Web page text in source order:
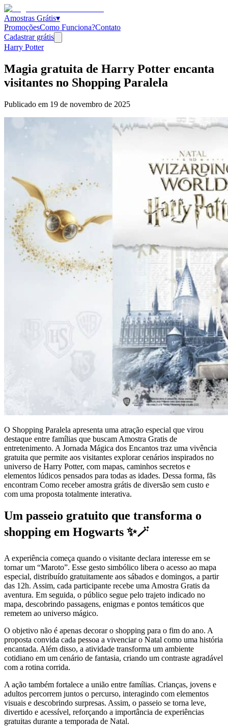
Amostras Grátis▾
PromoçõesComo Funciona?Contato
Cadastrar grátis
Harry Potter
Magia gratuita de Harry Potter encanta
visitantes no Shopping Paralela
Publicado em 19 de novembro de 2025
O Shopping Paralela apresenta uma atração especial que virou
destaque entre famílias que buscam Amostra Gratis de
entretenimento. A Jornada Mágica dos Encantos traz uma vivência
gratuita que permite aos visitantes explorar cenários inspirados no
universo de Harry Potter, com mapas, caminhos secretos e
elementos lúdicos pensados para todas as idades. Dessa forma, fãs
encontram Como receber amostra grátis de diversão sem custo e
com uma proposta totalmente interativa.
Um passeio gratuito que transforma o
shopping em Hogwarts ✨🪄
A experiência começa quando o visitante declara interesse em se
tornar um “Maroto”. Esse gesto simbólico libera o acesso ao mapa
especial, distribuído gratuitamente aos sábados e domingos, a partir
das 12h. Assim, cada participante recebe uma Amostra Gratis da
aventura. Em seguida, o público segue pelo trajeto indicado no
mapa, descobrindo passagens, enigmas e pontos temáticos que
remetem ao universo mágico.
O objetivo não é apenas decorar o shopping para o fim do ano. A
proposta convida cada pessoa a vivenciar o Natal como uma história
encantada. Além disso, a atividade transforma um ambiente
cotidiano em um cenário de fantasia, criando um contraste agradável
com a rotina corrida.
A ação também fortalece a união entre famílias. Crianças, jovens e
adultos percorrem juntos o percurso, interagindo com elementos
visuais e descobrindo surpresas. Assim, o passeio se torna leve,
divertido e acessível, reforçando a importância de experiências
gratuitas durante a temporada de Natal.